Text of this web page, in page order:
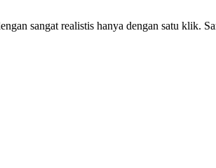
sangat realistis hanya dengan satu klik.